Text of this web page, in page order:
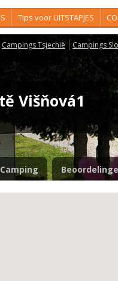
Tips voor UITSTAPJES
Campings Tsjechië Campings
Višňová1
Camping